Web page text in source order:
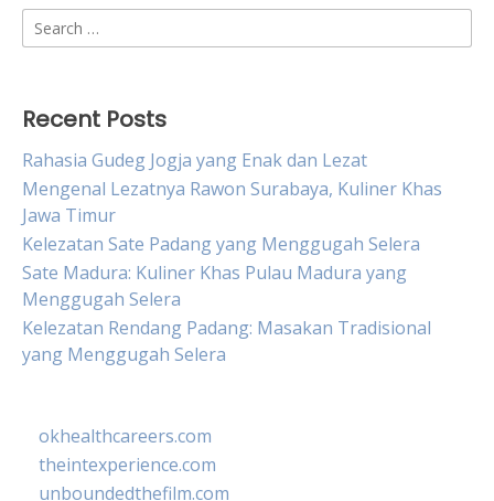
Search
for:
Recent Posts
Rahasia Gudeg Jogja yang Enak dan Lezat
Mengenal Lezatnya Rawon Surabaya, Kuliner Khas
Jawa Timur
Kelezatan Sate Padang yang Menggugah Selera
Sate Madura: Kuliner Khas Pulau Madura yang
Menggugah Selera
Kelezatan Rendang Padang: Masakan Tradisional
yang Menggugah Selera
okhealthcareers.com
theintexperience.com
unboundedthefilm.com